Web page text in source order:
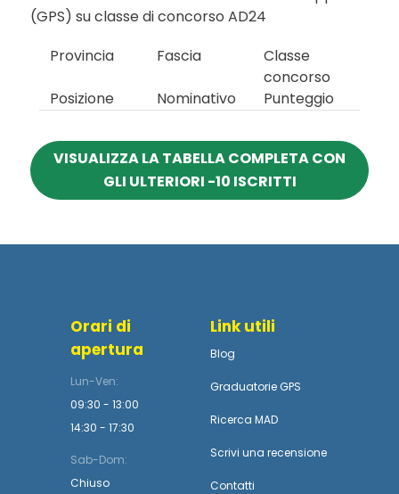
(GPS) su classe di concorso AD24
Provincia
Fascia
Classe
concorso
Posizione
Nominativo Punteggio
VISUALIZZA LA TABELLA COMPLETA CON
GLI ULTERIORI -10 ISCRITTI
Orari di
apertura
Lun-Ven:
09:30 - 13:00
14:30 - 17:30
Sab-Dom:
Chiuso
Link utili
Blog
Graduatorie GPS
Ricerca MAD
Scrivi una recensione
Contatti